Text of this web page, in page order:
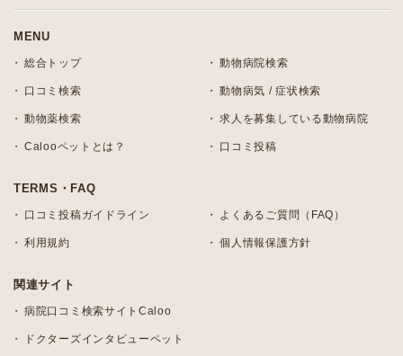
MENU
総合トップ 動物病院検索
口コミ検索 動物病気 / 症状検索
動物薬検索 求人を募集している動物病院
Calooペットとは？ 口コミ投稿
TERMS・FAQ
口コミ投稿ガイドライン よくあるご質問（FAQ）
利用規約 個人情報保護方針
関連サイト
病院口コミ検索サイトCaloo
ドクターズインタビューペット